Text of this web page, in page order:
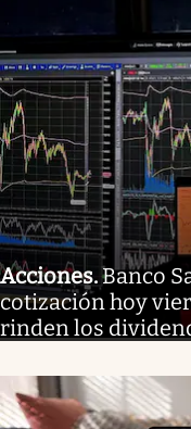
Acciones.Banco
cotización hoy
rinden los